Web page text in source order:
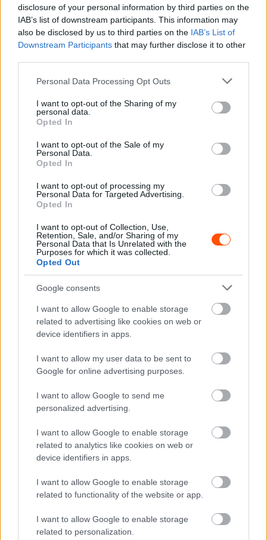
disclosure of your personal information by third parties on the
IAB’s list of downstream participants. This information may
also be disclosed by us to third parties on the IAB’s List of
Downstream Participants that may further disclose it to other
Please note that this website/app uses one or more Google
not limited to your visit or usage behaviour. You may click to
grant or deny consent to Google and its third-party tags to
use your data for below specified purposes in below Google
consent section.
Personal Data Processing Opt Outs
I want to opt-out of the Sharing of my
personal data.
Opted In
I want to opt-out of the Sale of my
Personal Data.
Opted In
I want to opt-out of processing my
Personal Data for Targeted Advertising.
Opted In
I want to opt-out of Collection, Use,
Retention, Sale, and/or Sharing of my
Personal Data that Is Unrelated with the
Purposes for which it was collected.
Opted Out
Google consents
I want to allow Google to enable storage
related to advertising like cookies on web or
device identifiers in apps.
I want to allow my user data to be sent to
Google for online advertising purposes.
I want to allow Google to send me
personalized advertising.
I want to allow Google to enable storage
related to analytics like cookies on web or
device identifiers in apps.
I want to allow Google to enable storage
related to functionality of the website or app.
I want to allow Google to enable storage
related to personalization.
Ezutóbbi pedig lehetőséget ad a nem gyári
“Amikor Carlos Sainz-cal versenyztem Toyota Celicával,
megérkeztünk Svédországba, ahol voltak ugyanolyan
mi még mindig egy picivel előttük jártunk – mondta a
kétszeres világbajnok, Luis Moya a Revistascratch
fél gyártó van papíron, míg a WRC2-ben öt gyártó 40
párosa küzd egymással. Még ha egy kicsivel közelebb is
kerülnek a Rally1-es autókhoz a Rally2-esek, a gyári
autók még mindig gyorsabbak és jobban vezethetőbbek
lesznek.”
A jelenlegi Rally1-es autók túl drágák a privát
versenyzőknek, azonban 2027-től könnyebben tudják
megoldani, hogy topkategóriás autóval indulhassanak.
“Jelenleg a Rally1-es autók ára közel 1 millió euró, míg a
Rally2-es gépeké 300 000 euró körül van. Ha sikerült a
es autókkal indulók inkább lehetőséget kapnak, hogy
autót váltsanak. Ha egy versenyző szeretné felhívni a
figyelmet magára, akkor a legjobb autóval kell
versenyeznie a WRC-ben. Ehhez azonban nagyobb
költség is kell, azonban néhány jó eredmény után a
támogatók figyelmét felkelthetik. Egy Rally2-es autóval
nemzeti bajnokságban versenyző pilótára kevésbé
Egyértelmű azonban, hogy valamit tenni kell, mert több
versenyzőre van szükség a topkategóriában. Ott indulni